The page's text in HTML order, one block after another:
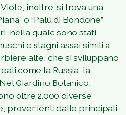
inoltre, si trova una
o “Palù di Bondone”
nella quale sono stati
e stagni assai simili a
alte, che si sviluppano
come la Russia, la
Giardino Botanico,
oltre 2.000 diverse
provenienti dalle principali